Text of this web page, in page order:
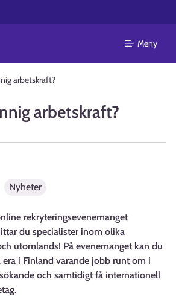
Meny
arbetskraft?
arbetskraft?
Nyheter
rekryteringsevenemanget
du specialister inom olika
utomlands! På evenemanget kan du
i Finland varande jobb runt om i
och samtidigt få internationell